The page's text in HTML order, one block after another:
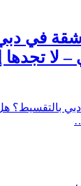
في
لا تجدها
بالتقسيط؟